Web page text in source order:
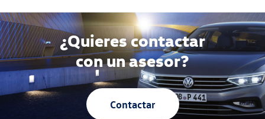
¿Quieres contactar
con un asesor?
Contactar